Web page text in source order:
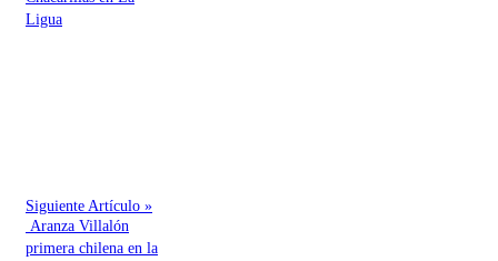
Ligua
Siguiente Artículo »
Aranza Villalón
primera chilena en la